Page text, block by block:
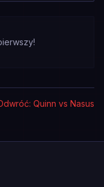
Quinn vs Nasus